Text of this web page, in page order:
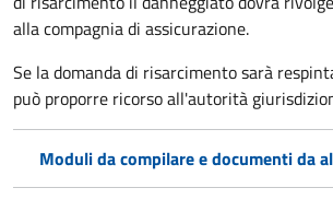
alla compagnia di assicurazione.
Se la domanda di risarcimento sarà
può proporre ricorso all'autorità
Moduli da compilare e documenti da